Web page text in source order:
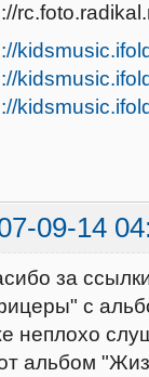
09-14
за
с
неплохо
альбом